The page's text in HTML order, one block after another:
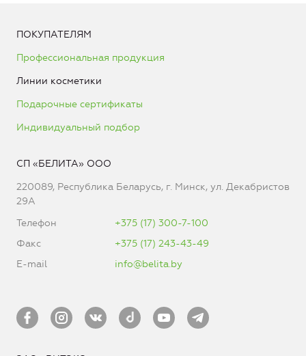
ПОКУПАТЕЛЯМ
Профессиональная продукция
Линии косметики
Подарочные сертификаты
Индивидуальный подбор
СП «БЕЛИТА» ООО
220089, Республика Беларусь, г. Минск, ул. Декабристов
29А
Телефон
+375 (17) 300-7-100
Факс
+375 (17) 243-43-49
E-mail
info@belita.by